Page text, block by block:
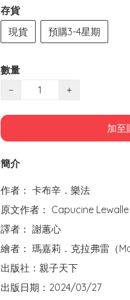
存貨
現貨
預購3-4星期
數量
−
+
加至
簡介
作者： 卡布辛．樂法
原文作者： Capucine Lewalle
譯者： 謝蕙心
繪者： 瑪嘉莉．克拉弗雷（
出版社：親子天下
出版日期：2024/03/27